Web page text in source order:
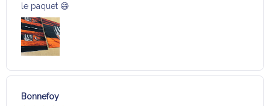
le paquet 😄
Bonnefoy